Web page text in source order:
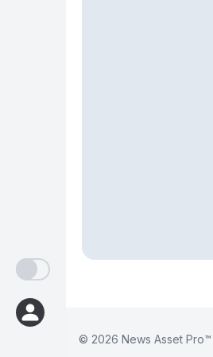
© 2026 News Asset Pro™